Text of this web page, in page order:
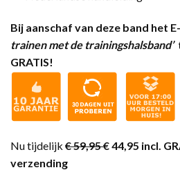
Bij aanschaf van deze band het
trainen met de trainingshalsband’
GRATIS!
Nu tijdelijk € 59,95€ 44,95 incl.
verzending